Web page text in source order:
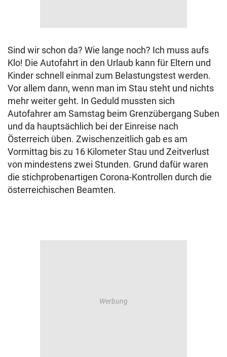
Sind wir schon da? Wie lange noch? Ich muss aufs
Klo! Die Autofahrt in den Urlaub kann für Eltern und
Kinder schnell einmal zum Belastungstest werden.
Vor allem dann, wenn man im Stau steht und nichts
mehr weiter geht. In Geduld mussten sich
Autofahrer am Samstag beim Grenzübergang Suben
und da hauptsächlich bei der Einreise nach
Österreich üben. Zwischenzeitlich gab es am
Vormittag bis zu 16 Kilometer Stau und Zeitverlust
von mindestens zwei Stunden. Grund dafür waren
die stichprobenartigen Corona-Kontrollen durch die
österreichischen Beamten.